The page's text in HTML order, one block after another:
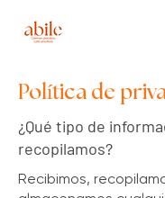
Política de
¿Qué tipo de
recopilamos?
Recibimos,